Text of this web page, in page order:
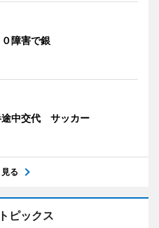
障害で銀
途中交代 サッカー
る
ピックス